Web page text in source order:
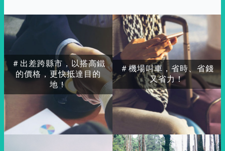
＃出差跨縣市，以搭高鐵
的價格，更快抵達目的
地！
＃機場叫車，省時、省錢
又省力！